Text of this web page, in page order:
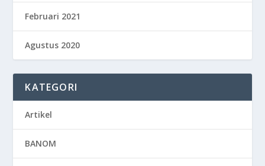
Februari 2021
Agustus 2020
KATEGORI
Artikel
BANOM